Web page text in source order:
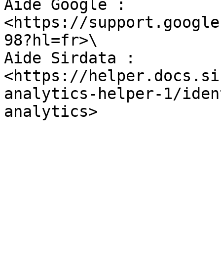
Aide Google :
<https://
98?hl=fr>\
Aide Sirdata :
<https://
analytics-helper-1/